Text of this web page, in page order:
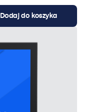
Dodaj do koszyka